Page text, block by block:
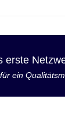
erste
ein